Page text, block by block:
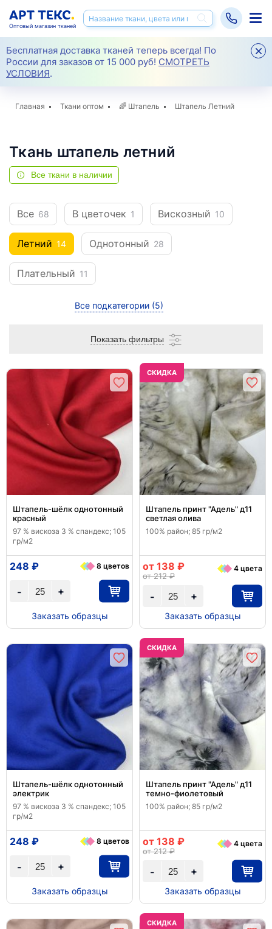
Бесплатная доставка тканей теперь всегда! По
России для заказов от 15 000 руб! СМОТРЕТЬ
УСЛОВИЯ.
Оптовый магазин тканей
Главная Ткани оптом 🌈 Штапель Штапель Летний
Ткань штапель летний
Все ткани в наличии
Все 68 В цветочек 1 Вискозный 10
Летний 14 Однотонный 28
Плательный 11
Все подкатегории (5)
Показать фильтры
Штапель-шёлк однотонный
красный
97 % вискоза 3 % спандекс; 105
гр/м2
+
-
248 ₽ 8 цветов
Заказать образцы
CКИДКА
Штапель принт "Адель" д11
светлая олива
100% район; 85 гр/м2
+
-
от 138 ₽
от 212 ₽
4 цвета
Заказать образцы
Штапель-шёлк однотонный
электрик
97 % вискоза 3 % спандекс; 105
гр/м2
+
-
248 ₽ 8 цветов
Заказать образцы
CКИДКА
Штапель принт "Адель" д11
темно-фиолетовый
100% район; 85 гр/м2
+
-
от 138 ₽
от 212 ₽
4 цвета
Заказать образцы
CКИДКА